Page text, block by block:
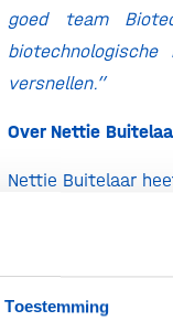
Toestemming
goed team
versnellen.”
Over Nettie
Nettie Buitelaar
high-quality’
markt van de
foundation; het